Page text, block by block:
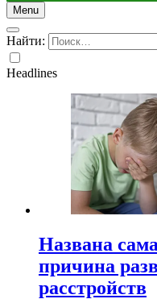
Menu
Найти:
Headlines
Названа
причина
расстройств